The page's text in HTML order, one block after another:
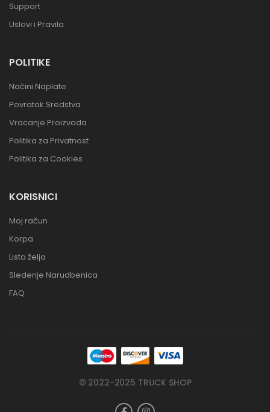
Support
Uslovi i Pravila
POLITIKE
Načini Naplate
Povratak Sredstva
Vracanje Proizvoda
Politika za Privatnost
Politika za Cookies
KORISNICI
Moj račun
Korpa
Lista želja
Sledenje Narudbenica
FAQ
© 2022-2025 TRUCK SHOP